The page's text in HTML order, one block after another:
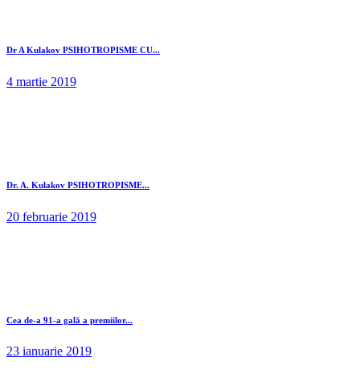
Dr A Kulakov PSIHOTROPISME CU...
4 martie 2019
Dr. A. Kulakov PSIHOTROPISME...
20 februarie 2019
Cea de-a 91-a gală a premiilor...
23 ianuarie 2019